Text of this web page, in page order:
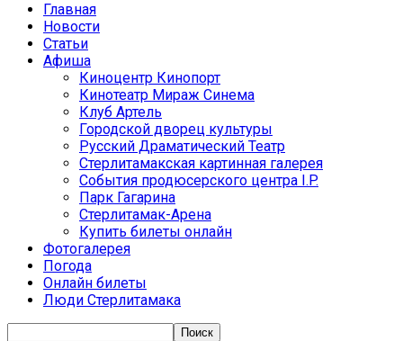
Главная
Новости
Статьи
Афиша
Киноцентр Кинопорт
Кинотеатр Мираж Синема
Клуб Артель
Городской дворец культуры
Русский Драматический Театр
Стерлитамакская картинная галерея
События продюсерского центра I.P.
Парк Гагарина
Стерлитамак-Арена
Купить билеты онлайн
Фотогалерея
Погода
Онлайн билеты
Люди Стерлитамака